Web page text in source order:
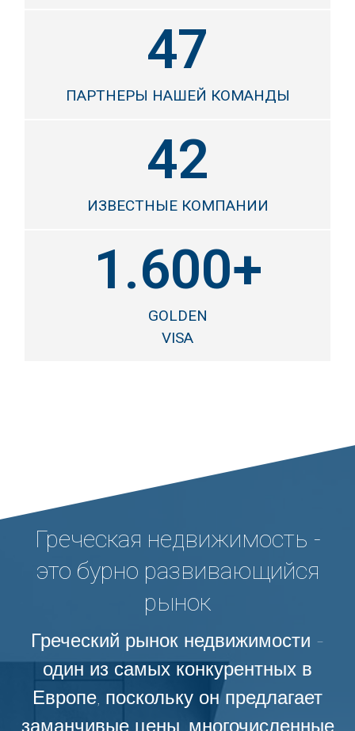
47
ПАРТНЕРЫ НАШЕЙ КОМАНДЫ
42
ИЗВЕСТНЫЕ КОМПАНИИ
1.600+
GOLDEN
VISA
Греческая недвижимость -
это бурно развивающийся
рынок
Греческий рынок недвижимости -
один из самых конкурентных в
Европе, поскольку он предлагает
заманчивые цены, многочисленные